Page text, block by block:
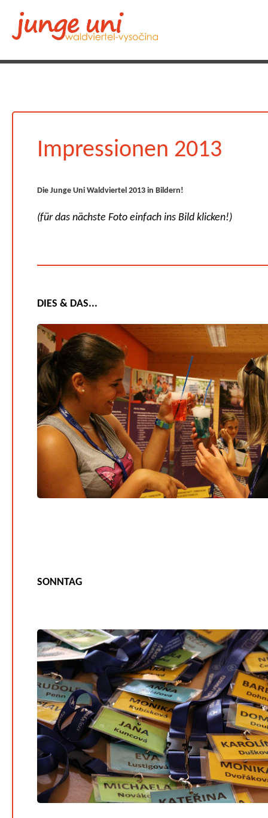
Impressionen 2013
Die Junge Uni Waldviertel 2013 in Bildern!
(für das nächste Foto einfach ins Bild klicken!)
DIES & DAS...
SONNTAG